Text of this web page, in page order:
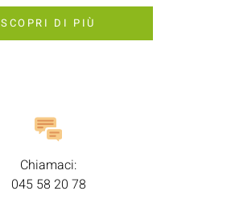
SCOPRI DI PIÙ
Chiamaci:
045 58 20 78